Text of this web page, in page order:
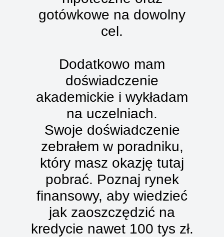
gotówkowe na dowolny
cel.
Dodatkowo mam
doświadczenie
akademickie i wykładam
na uczelniach.
Swoje doświadczenie
zebrałem w poradniku,
który masz okazję tutaj
pobrać. Poznaj rynek
finansowy, aby wiedzieć
jak zaoszczędzić na
kredycie nawet 100 tys zł.